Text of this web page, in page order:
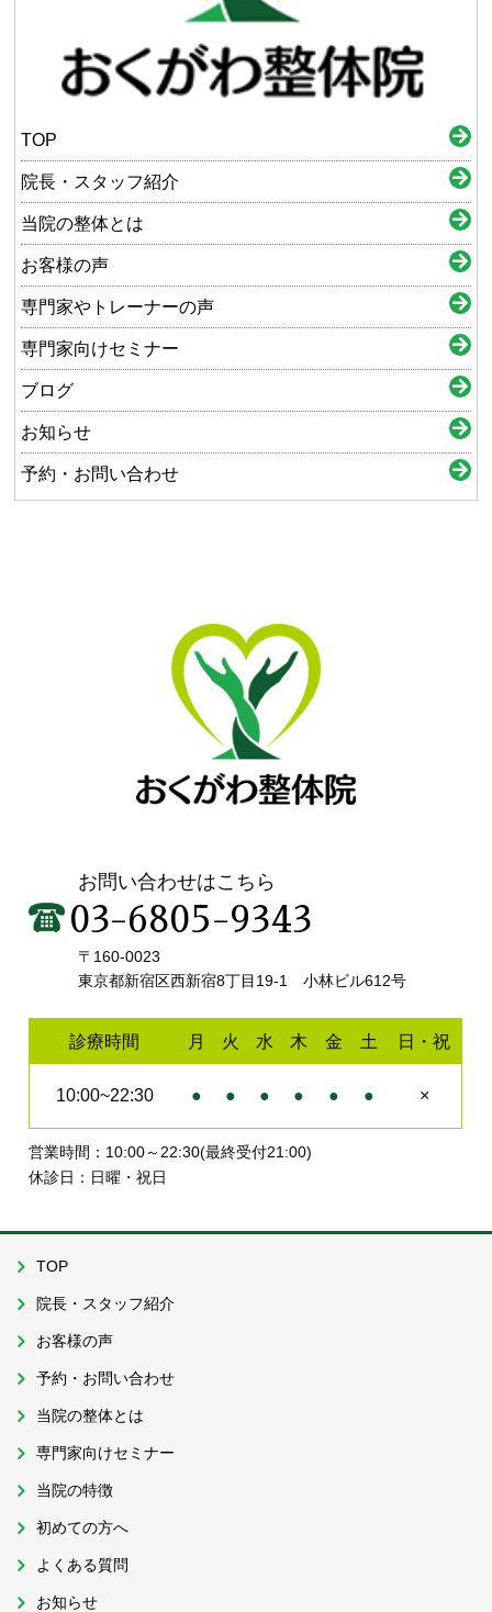
TOP
院長・スタッフ紹介
当院の整体とは
お客様の声
専門家やトレーナーの声
専門家向けセミナー
ブログ
お知らせ
予約・お問い合わせ
お問い合わせはこちら
03-6805-9343
〒160-0023
東京都新宿区西新宿8丁目19-1 小林ビル612号
診療時間 月 火 水 木 金 土 日・祝
10:00~22:30 ● ● ● ● ● ● ×
営業時間：10:00～22:30(最終受付21:00)
休診日：日曜・祝日
TOP
院長・スタッフ紹介
お客様の声
予約・お問い合わせ
当院の整体とは
専門家向けセミナー
当院の特徴
初めての方へ
よくある質問
お知らせ